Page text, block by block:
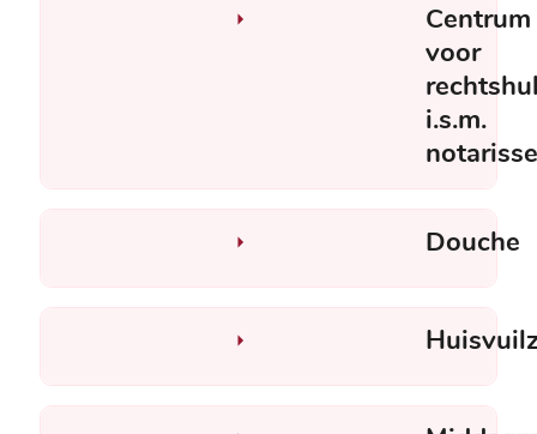
Centrum
voor
i.s.m.
Douche